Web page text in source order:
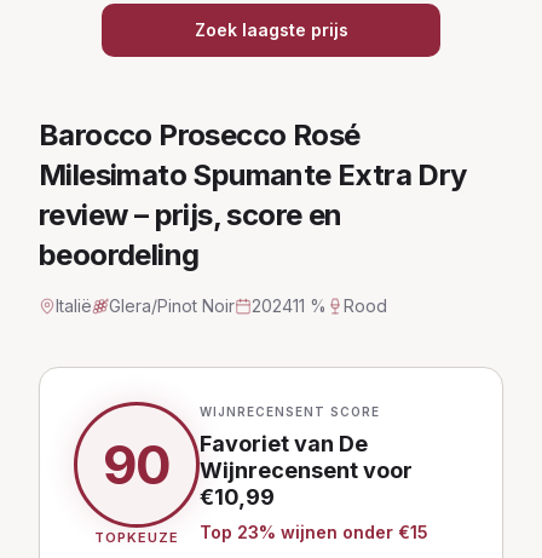
Zoek laagste prijs
Barocco Prosecco Rosé
Milesimato Spumante Extra Dry
review – prijs, score en
beoordeling
Italië Glera/Pinot Noir 202411 % Rood
90
TOPKEUZE
WIJNRECENSENT SCORE
Favoriet van De
Wijnrecensentvoor
€10,99
Top 23% wijnen onder €15